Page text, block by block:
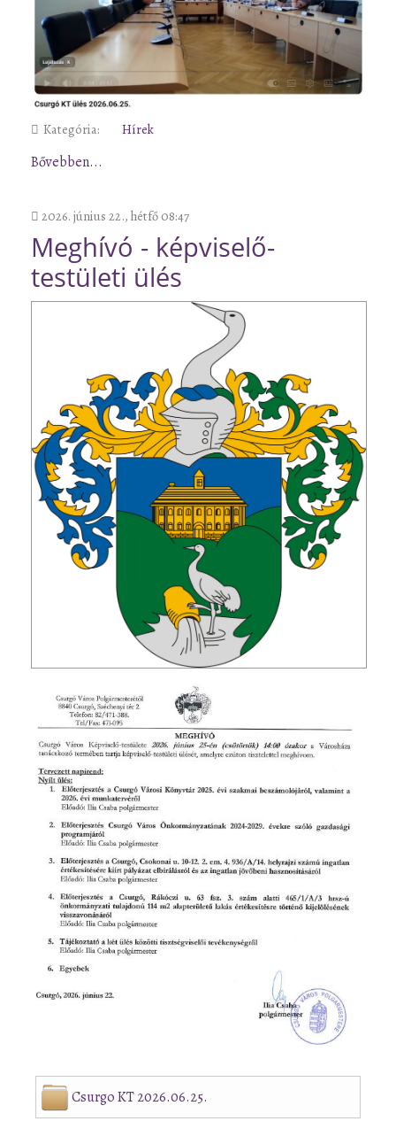
Kategória: Hírek
Bővebben...
2026. június 22., hétfő 08:47
Meghívó - képviselő-
testületi ülés
Csurgo KT 2026.06.25.